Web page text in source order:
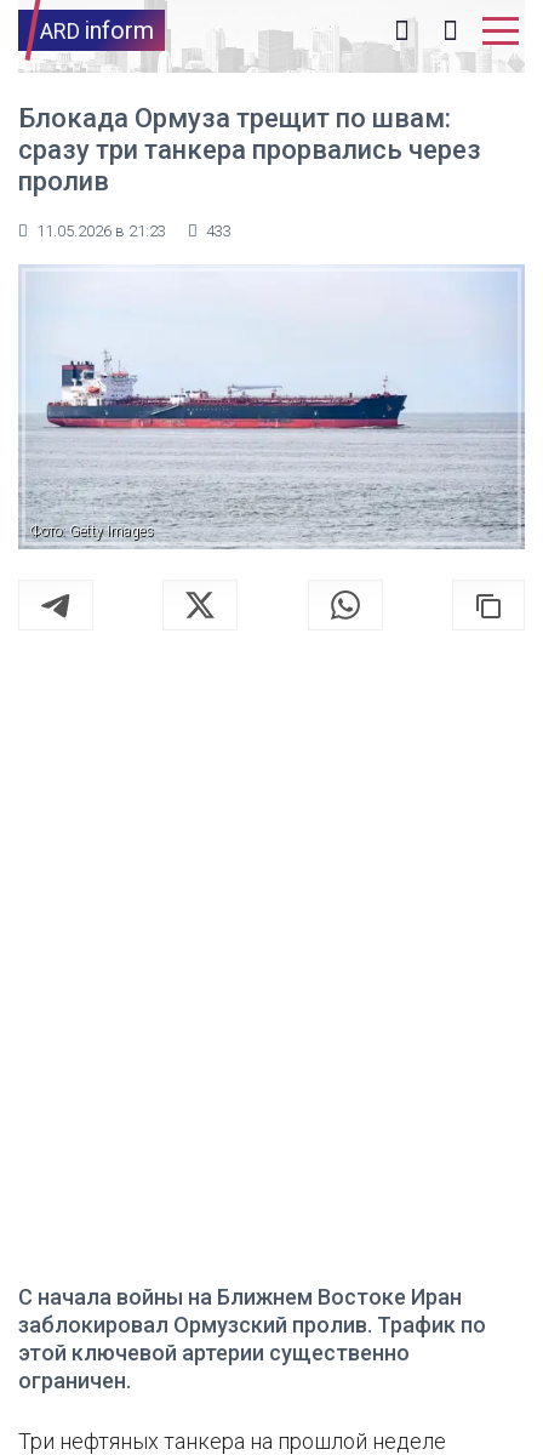
ARD inform
Блокада Ормуза трещит по швам:
сразу три танкера прорвались через
пролив
11.05.2026 в 21:23 433
Фото: Getty Images
С начала войны на Ближнем Востоке Иран
заблокировал Ормузский пролив. Трафик по
этой ключевой артерии существенно
ограничен.
Три нефтяных танкера на прошлой неделе